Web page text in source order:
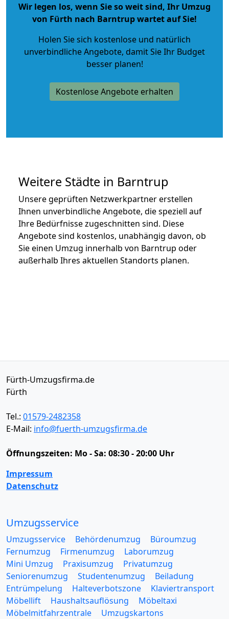
Wir legen los, wenn Sie so weit sind, Ihr Umzug
von Fürth nach Barntrup wartet auf Sie!
Holen Sie sich kostenlose und natürlich
unverbindliche Angebote, damit Sie Ihr Budget
besser planen!
Kostenlose Angebote erhalten
Weitere Städte in Barntrup
Unsere geprüften Netzwerkpartner erstellen
Ihnen unverbindliche Angebote, die speziell auf
Ihre Bedürfnisse zugeschnitten sind. Diese
Angebote sind kostenlos, unabhängig davon, ob
Sie einen Umzug innerhalb von Barntrup oder
außerhalb Ihres aktuellen Standorts planen.
Fürth-Umzugsfirma.de
Fürth
Tel.: 01579-2482358
E-Mail: info@fuerth-umzugsfirma.de
Öffnungszeiten: Mo - Sa: 08:30 - 20:00 Uhr
Impressum
Datenschutz
Umzugsservice
Umzugsservice Behördenumzug
Büroumzug
Fernumzug
Firmenumzug
Laborumzug
Mini Umzug
Praxisumzug
Privatumzug
Seniorenumzug
Studentenumzug
Beiladung
Entrümpelung
Halteverbotszone
Klaviertransport
Möbellift
Haushaltsauflösung
Möbeltaxi
Möbelmitfahrzentrale
Umzugskartons